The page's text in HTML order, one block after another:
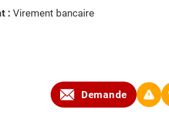
: Virement bancaire
Demande